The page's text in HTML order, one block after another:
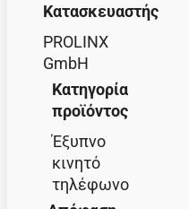
Κατασκευαστής
PROLINX
GmbH
Κατηγορία
προϊόντος
Έξυπνο
κινητό
τηλέφωνο